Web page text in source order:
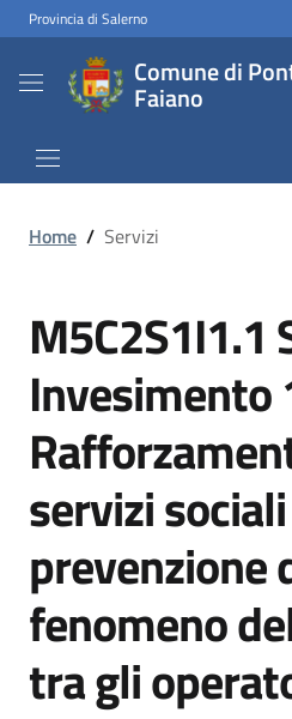
Provincia di Salerno
Comune di
Faiano
Home / Servizi
M5C2S1I1.1
Invesimento
servizi
prevenzione
fenomeno
tra gli